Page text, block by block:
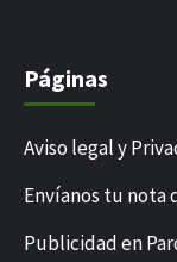
Páginas
Aviso legal y
Envíanos tu nota
Publicidad en